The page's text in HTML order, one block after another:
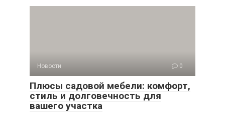
Новости 0
Плюсы садовой мебели: комфорт,
стиль и долговечность для
вашего участка